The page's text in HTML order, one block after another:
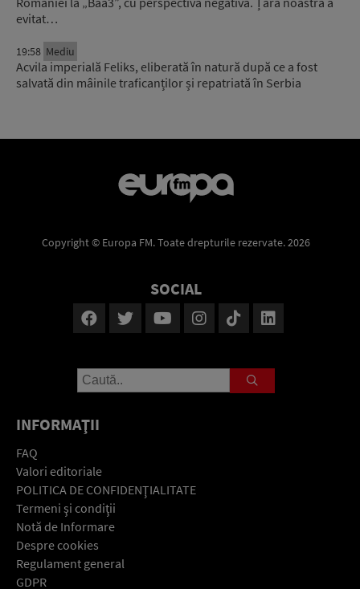
evitat…
19:58 Mediu
Acvila imperială Feliks, eliberată în natură după ce a fost
salvată din mâinile traficanților și repatriată în Serbia
Copyright © Europa FM. Toate drepturile rezervate. 2026
SOCIAL
INFORMAŢII
FAQ
Valori editoriale
POLITICA DE CONFIDENŢIALITATE
Termeni şi condiţii
Notă de Informare
Despre cookies
Regulament general
GDPR